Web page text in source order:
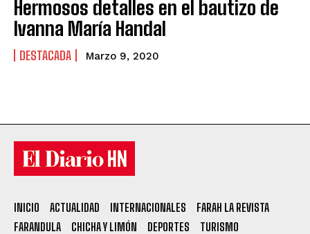
Hermosos detalles en el bautizo de
Ivanna María Handal
DESTACADA Marzo 9, 2020
INICIO ACTUALIDAD INTERNACIONALES
FARAH LA REVISTA
FARANDULA
CHICHA Y LIMÓN DEPORTES TURISMO